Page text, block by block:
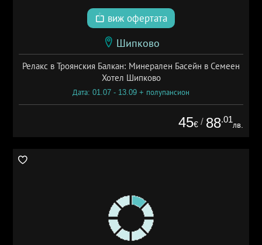
виж офертата
Шипково
Релакс в Троянския Балкан: Минерален Басейн в Семеен
Хотел Шипково
Дата: 01.07 - 13.09 + полупансион
45€ / 88.01
лв.